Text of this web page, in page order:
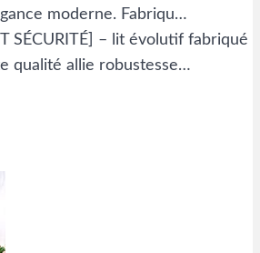
moderne. Fabriqu…
SÉCURITÉ] – lit évolutif fabriqué
qualité allie robustesse…